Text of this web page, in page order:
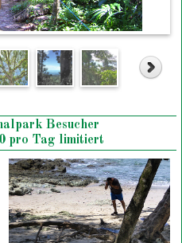
Besucher
pro Tag limitiert